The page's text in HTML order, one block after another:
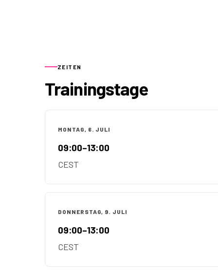
ZEITEN
Trainingstage
MONTAG, 6. JULI
09:00–13:00
CEST
DONNERSTAG, 9. JULI
09:00–13:00
CEST